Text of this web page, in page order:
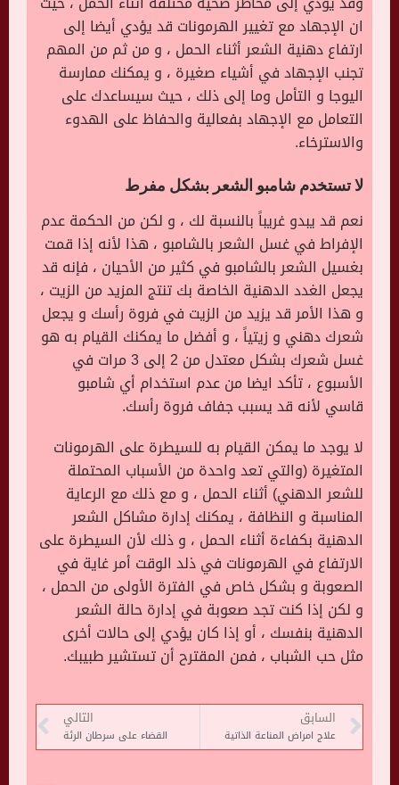
ان الإجهاد مع تغيير الهرمونات قد يؤدي أيضا إلى
ارتفاع دهنية الشعر أثناء الحمل ، و من ثم من المهم
تجنب الإجهاد في أشياء صغيرة ، و يمكنك ممارسة
اليوجا و التأمل وما إلى ذلك ، حيث سيساعدك على
التعامل مع الإجهاد بفعالية والحفاظ على الهدوء
والاسترخاء.
لا تستخدم شامبو الشعر بشكل مفرط
نعم قد يبدو غريباً بالنسبة لك ، و لكن من الحكمة عدم
الإفراط في غسل الشعر بالشامبو ، هذا لأنه إذا قمت
بغسيل الشعر بالشامبو في كثير من الأحيان ، فإنه قد
يجعل الغدد الدهنية الخاصة بك تنتج المزيد من الزيت ،
و هذا الأمر قد يزيد من الزيت في فروة رأسك و يجعل
شعرك دهني و زيتياً ، و أفضل ما يمكنك القيام به هو
غسل شعرك بشكل معتدل من 2 إلى 3 مرات في
الأسبوع ، تأكد ايضا من عدم استخدام أي شامبو
قاسي لأنه قد يسبب جفاف فروة رأسك.
لا يوجد ما يمكن القيام به للسيطرة على الهرمونات
المتغيرة (والتي تعد واحدة من الأسباب المحتملة
للشعر الدهني) أثناء الحمل ، و مع ذلك مع الرعاية
المناسبة و النظافة ، يمكنك إدارة مشاكل الشعر
الدهنية بكفاءة أثناء الحمل ، و ذلك لأن السيطرة على
الارتفاع في الهرمونات في ذلد الوقت أمر غاية في
الصعوبة و بشكل خاص في الفترة الأولى من الحمل ،
و لكن إذا كنت تجد صعوبة في إدارة حالة الشعر
الدهنية بنفسك ، أو إذا كان يؤدي إلى حالات أخرى
مثل حب الشباب ، فمن المقترح أن تستشير طبيبك.
السابق
علاج امراض المناعة الذاتية
التالي
القضاء على سرطان الرئة